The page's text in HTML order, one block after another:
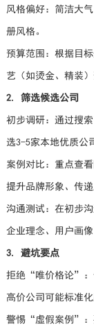
风格偏好：简洁大
册风格。
预算范围：根据目
艺（如烫金、精装）
2. 筛选候选公司
初步调研：通过搜
选3-5家本地优质公
案例对比：重点查
提升品牌形象、传递
沟通测试：在初步
企业理念、用户画
3. 避坑要点
拒绝“唯价格论”：
高价公司可能标准
警惕“虚假案例”：